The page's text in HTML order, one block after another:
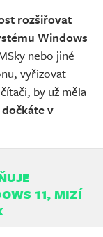
rozšiřovat
Windows
nebo jiné
vyřizovat
by už měla
v
11, MIZÍ